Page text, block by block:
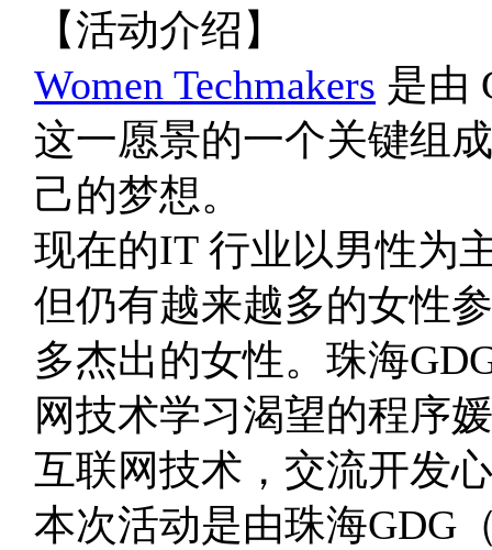
【活动介绍】
Women Techmakers 是由
这一愿景的一个关键组
己的梦想。
现在的IT 行业以男性为
但仍有越来越多的女性
多杰出的女性。珠海
网技术学习渴望的程序
互联网技术，交流开发
本次活动是由珠海GDG